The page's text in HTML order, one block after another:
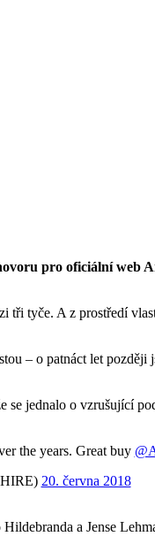
pro oficiální web
tři tyče. A z prostředí
– o patnáct let
jednalo o vzrušující
the years. Great buy
20. června 2018
a Jense